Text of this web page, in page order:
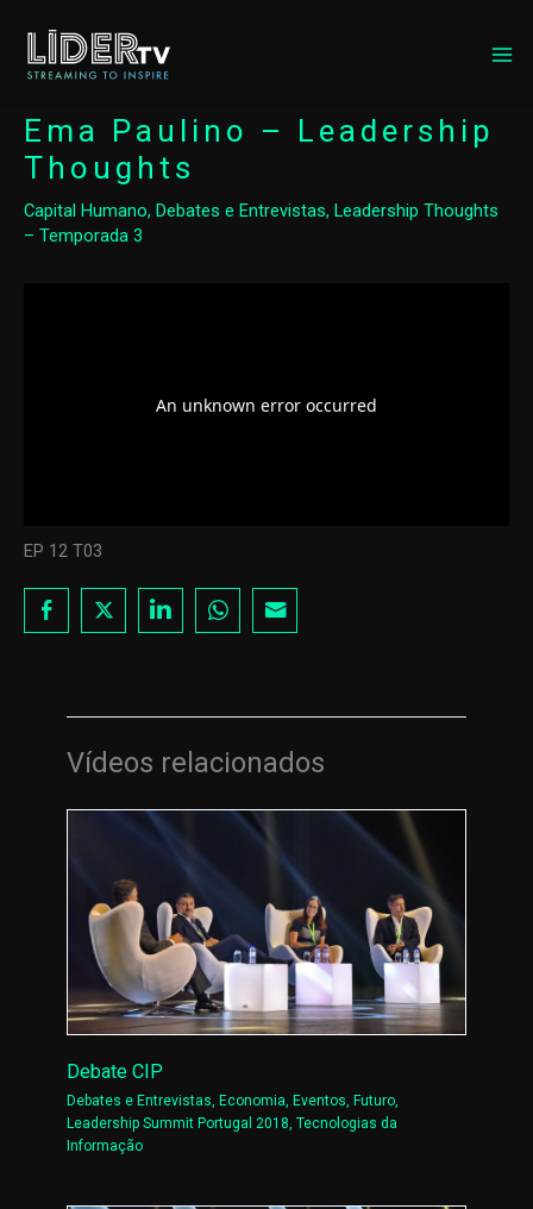
Ema Paulino – Leadership
Thoughts
Capital Humano, Debates e Entrevistas, Leadership Thoughts
– Temporada 3
EP 12 T03
Vídeos relacionados
Debate CIP
Debates e Entrevistas, Economia, Eventos, Futuro,
Leadership Summit Portugal 2018,Tecnologias da
Informação